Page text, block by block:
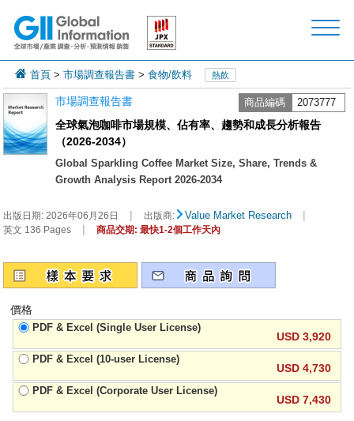
首頁 >市場調查報告書 >食物/飲料 熱飲
市場調查報告書 商品編碼 2073777
全球氣泡咖啡市場規模、佔有率、趨勢和成長分析報告
（2026-2034）
Global Sparkling Coffee Market Size, Share, Trends &
Growth Analysis Report 2026-2034
出版日期:2026年06月26日 | 出版商: Value Market Research |
英文 136 Pages | 商品交期: 最快1-2個工作天內
價格
PDF & Excel (Single User License)
USD 3,920
PDF & Excel (10-user License)
USD 4,730
PDF & Excel (Corporate User License)
USD 7,430